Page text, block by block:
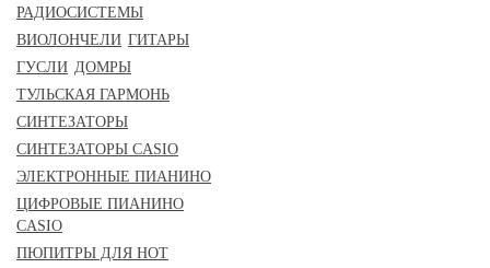
РАДИОСИСТЕМЫ
ВИОЛОНЧЕЛИ ГИТАРЫ
ГУСЛИ ДОМРЫ
ТУЛЬСКАЯ ГАРМОНЬ
СИНТЕЗАТОРЫ
СИНТЕЗАТОРЫ CASIO
ЭЛЕКТРОННЫЕ ПИАНИНО
ЦИФРОВЫЕ ПИАНИНО
CASIO
ПЮПИТРЫ ДЛЯ НОТ